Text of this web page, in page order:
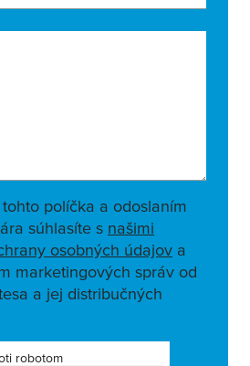
políčka a odoslaním
súhlasíte s našimi
osobných údajov a
marketingových správ od
a jej distribučných
robotom